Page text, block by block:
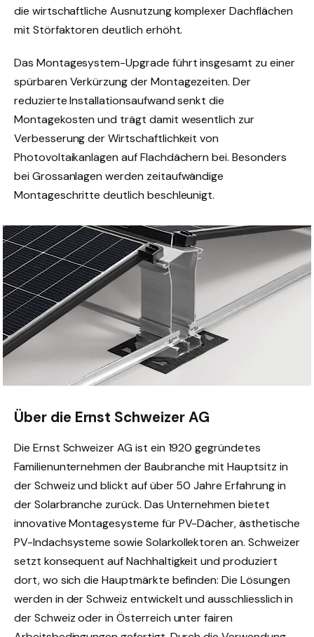
die wirtschaftliche Ausnutzung komplexer Dachflächen
mit Störfaktoren deutlich erhöht.
Das Montagesystem-Upgrade führt insgesamt zu einer
spürbaren Verkürzung der Montagezeiten. Der
reduzierte Installationsaufwand senkt die
Montagekosten und trägt damit wesentlich zur
Verbesserung der Wirtschaftlichkeit von
Photovoltaikanlagen auf Flachdächern bei. Besonders
bei Grossanlagen werden zeitaufwändige
Montageschritte deutlich beschleunigt.
Über die Ernst Schweizer AG
Die Ernst Schweizer AG ist ein 1920 gegründetes
Familienunternehmen der Baubranche mit Hauptsitz in
der Schweiz und blickt auf über 50 Jahre Erfahrung in
der Solarbranche zurück. Das Unternehmen bietet
innovative Montagesysteme für PV-Dächer, ästhetische
PV-Indachsysteme sowie Solarkollektoren an. Schweizer
setzt konsequent auf Nachhaltigkeit und produziert
dort, wo sich die Hauptmärkte befinden: Die Lösungen
werden in der Schweiz entwickelt und ausschliesslich in
der Schweiz oder in Österreich unter fairen